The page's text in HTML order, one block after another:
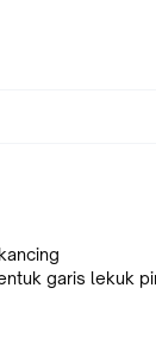
garis lekuk